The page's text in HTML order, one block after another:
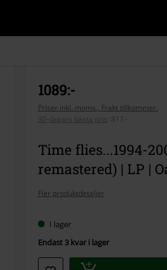
1089:-
Priser inkl. moms., Frakt tillkommer.
30-dagars bästa pris
817:-
Time flies...1994-
remastered) | LP |
Fler produktdetaljer
I lager
Endast 3 kvar i lager